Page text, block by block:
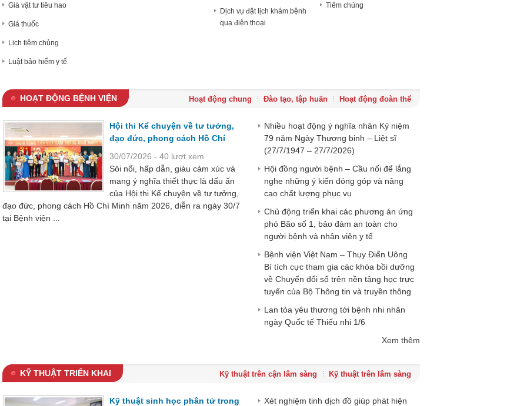
Giá vật tư tiêu hao
Giá thuốc
Lịch tiêm chủng
Luật bảo hiểm y tế
Dịch vụ đặt lịch khám bệnh
qua điện thoại
Tiêm chủng
HOẠT ĐỘNG BỆNH VIỆN Hoạt động chung Đào tạo, tập huấn Hoạt động đoàn thể
Hội thi Kể chuyện về tư tưởng,
đạo đức, phong cách Hồ Chí
30/07/2026 - 40 lượt xem
Sôi nổi, hấp dẫn, giàu cảm xúc và
mang ý nghĩa thiết thực là dấu ấn
của Hội thi Kể chuyện về tư tưởng,
đạo đức, phong cách Hồ Chí Minh năm 2026, diễn ra ngày 30/7
tại Bệnh viện ...
Nhiều hoạt động ý nghĩa nhân Kỷ niệm
79 năm Ngày Thương binh – Liệt sĩ
(27/7/1947 – 27/7/2026)
Hội đồng người bệnh – Cầu nối để lắng
nghe những ý kiến đóng góp và nâng
cao chất lượng phục vụ
Chủ động triển khai các phương án ứng
phó Bão số 1, bảo đảm an toàn cho
người bệnh và nhân viên y tế
Bệnh viện Việt Nam – Thụy Điển Uông
Bí tích cực tham gia các khóa bồi dưỡng
về Chuyển đổi số trên nền tảng học trực
tuyến của Bộ Thông tin và truyền thông
Lan tỏa yêu thương tới bệnh nhi nhân
ngày Quốc tế Thiếu nhi 1/6
Xem thêm
KỸ THUẬT TRIỂN KHAI Kỹ thuật trên cận lâm sàng Kỹ thuật trên lâm sàng
Kỹ thuật sinh học phân tử trong
Xét nghiệm tinh dịch đồ giúp phát hiện